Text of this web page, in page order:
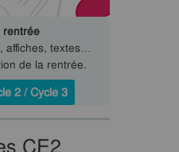
rentrée
affiches, textes…
de la rentrée.
2 / Cycle 3